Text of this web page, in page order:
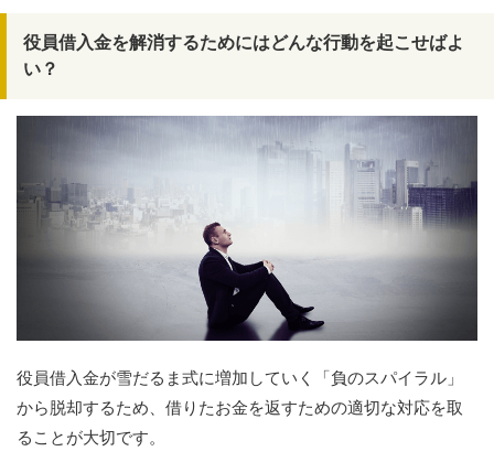
役員借入金を解消するためにはどんな行動を起こせばよ
い？
役員借入金が雪だるま式に増加していく「負のスパイラル」
から脱却するため、借りたお金を返すための適切な対応を取
ることが大切です。